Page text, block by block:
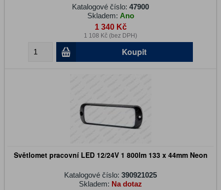
Katalogové číslo: 47900
Skladem: Ano
1 340 Kč
1 108 Kč (bez DPH)
Koupit
Světlomet pracovní LED 12/24V 1 800lm 133 x 44mm Neon
Katalogové číslo: 390921025
Skladem: Na dotaz